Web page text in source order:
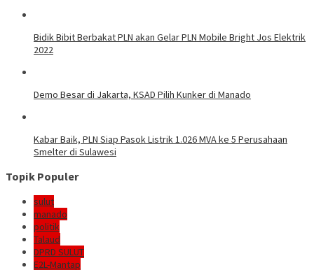
Bidik Bibit Berbakat PLN akan Gelar PLN Mobile Bright Jos Elektrik
2022
Demo Besar di Jakarta, KSAD Pilih Kunker di Manado
Kabar Baik, PLN Siap Pasok Listrik 1.026 MVA ke 5 Perusahaan
Smelter di Sulawesi
Topik Populer
sulut
manado
politik
Talaud
DPRD SULUT
E2L-Mantap